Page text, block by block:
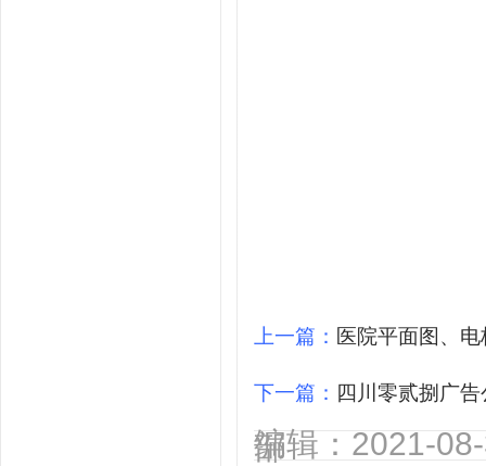
上一篇： 医院平面图、
下一篇： 四川零贰捌广
编辑：2021-
部